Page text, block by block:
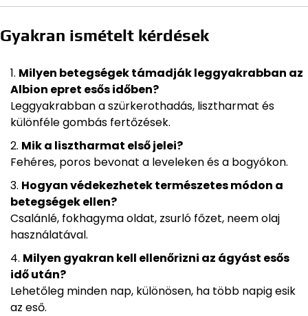
Gyakran ismételt kérdések
Milyen betegségek támadják leggyakrabban az
Albion epret esős időben?
Leggyakrabban a szürkerothadás, lisztharmat és
különféle gombás fertőzések.
Mik a lisztharmat első jelei?
Fehéres, poros bevonat a leveleken és a bogyókon.
Hogyan védekezhetek természetes módon a
betegségek ellen?
Csalánlé, fokhagyma oldat, zsurló főzet, neem olaj
használatával.
Milyen gyakran kell ellenőrizni az ágyást esős
idő után?
Lehetőleg minden nap, különösen, ha több napig esik
az eső.